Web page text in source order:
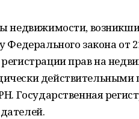
недвижимости,
Федерального закона от
прав на
действительными
Государственная